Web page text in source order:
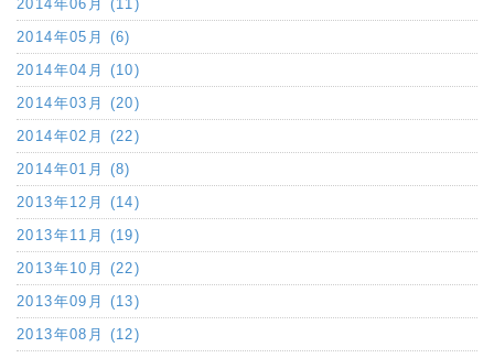
2014年06月 (11)
2014年05月 (6)
2014年04月 (10)
2014年03月 (20)
2014年02月 (22)
2014年01月 (8)
2013年12月 (14)
2013年11月 (19)
2013年10月 (22)
2013年09月 (13)
2013年08月 (12)